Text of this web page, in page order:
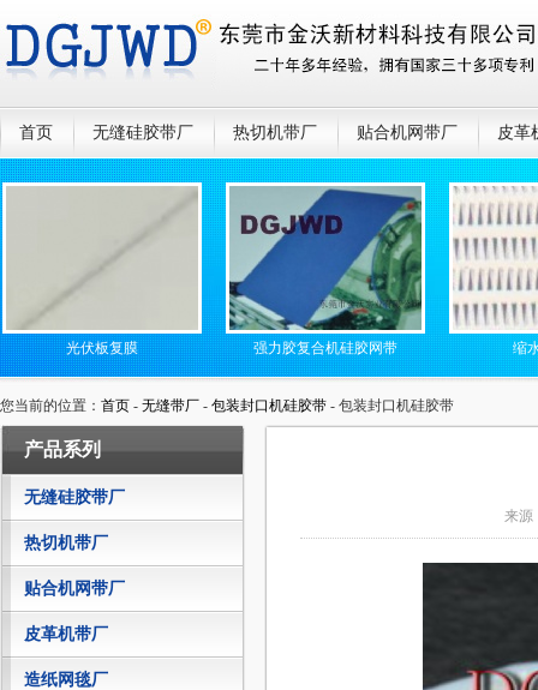
首页 无缝硅胶带厂 热切机带厂 贴合机网带厂 皮革
光伏板复膜 强力胶复合机硅胶网带 缩水机
您当前的位置： 首页 - 无缝带厂 - 包装封口机硅胶带 - 包装封口机硅胶带
产品系列
无缝硅胶带厂
热切机带厂
贴合机网带厂
皮革机带厂
造纸网毯厂
来源